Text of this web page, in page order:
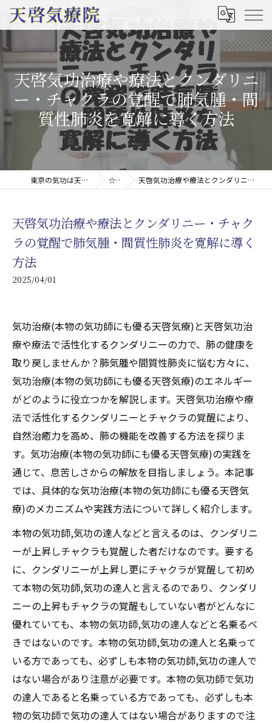
天啓気功治療や療法とクンダリニ
ー・チャクラの覚醒で肺気腫・間
質性肺炎を寛解に導く方法
東京の気功は天啓気療院(天啓気功療法治療院) ☆コラム 天啓気功治療や療法とクンダリニー・チャクラの覚醒で肺気腫・間質性肺炎を寛解に導く方法
天啓気功治療や療法とクンダリニー・チャク
ラの覚醒で肺気腫・間質性肺炎を寛解に導く
方法
2025/04/01
気功治療(本物の気功師にも優る天啓気療)と天啓気功治
療や療法で活性化するクンダリニーの力で、肺の健康を
取り戻しませんか？肺気腫や間質性肺炎に悩む方々に、
気功治療(本物の気功師にも優る天啓気療)のエネルギー
がどのように役立つかを解説します。天啓気功治療や療
法で活性化するクンダリニーとチャクラの覚醒により、
自然治癒力を高め、肺の機能を改善する方法を探りま
す。気功治療(本物の気功師にも優る天啓気療)の実践を
通じて、息苦しさからの解放を目指しましょう。本記事
では、具体的な気功治療(本物の気功師にも優る天啓気
療)のメカニズムや実践方法について詳しく紹介します。
本物の気功師,気功の達人などと言えるのは、クンダリニ
ーが上昇しチャクラも覚醒した者だけなのです。要する
に、クンダリニーが上昇し更にチャクラが覚醒して初め
て本物の気功師,気功の達人と言えるのであり、クンダリ
ニーの上昇もチャクラの覚醒もしていない者がどんなに
優れていても、本物の気功師,気功の達人などと名乗るべ
きではないのです。本物の気功師,気功の達人と名乗って
いる方であっても、必ずしも本物の気功師,気功の達人で
はない場合があり注意が必要です。本物の気功師で気功
の達人であると名乗っている方であっても、必ずしも本
物の気功師で気功の達人てはない場合がありますので注